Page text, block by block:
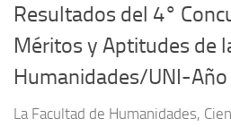
Resultados del 4°
Méritos y Aptitudes de
Humanidades/UNI-
La Facultad de Humanidades,